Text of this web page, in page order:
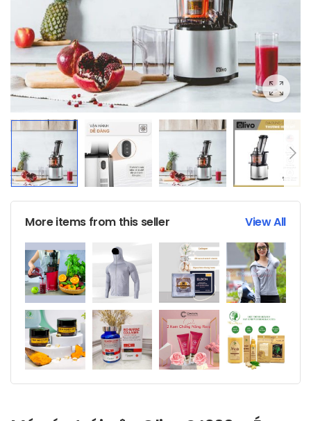
More items from this seller View All